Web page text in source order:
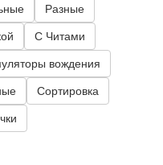
Разные
С Читами
вождения
Сортировка